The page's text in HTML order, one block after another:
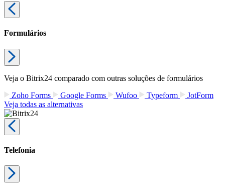
Formulários
Veja o Bitrix24 comparado com outras soluções de formulários
Zoho Forms
Google Forms Wufoo Typeform
JotForm
Veja todas as alternativas
Telefonia